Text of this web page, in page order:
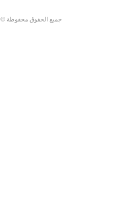
جميع الحقوق محفوظة © Fit Culture